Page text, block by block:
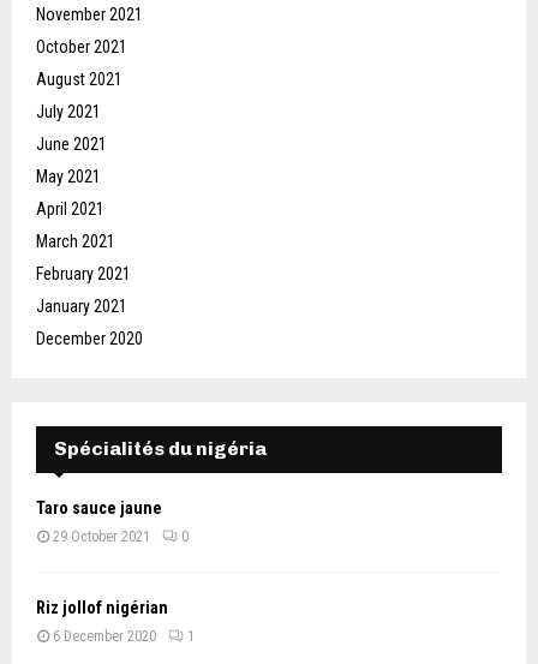
November 2021
October 2021
August 2021
July 2021
June 2021
May 2021
April 2021
March 2021
February 2021
January 2021
December 2020
Spécialités du nigéria
Taro sauce jaune
29 October 2021 0
Riz jollof nigérian
6 December 2020 1